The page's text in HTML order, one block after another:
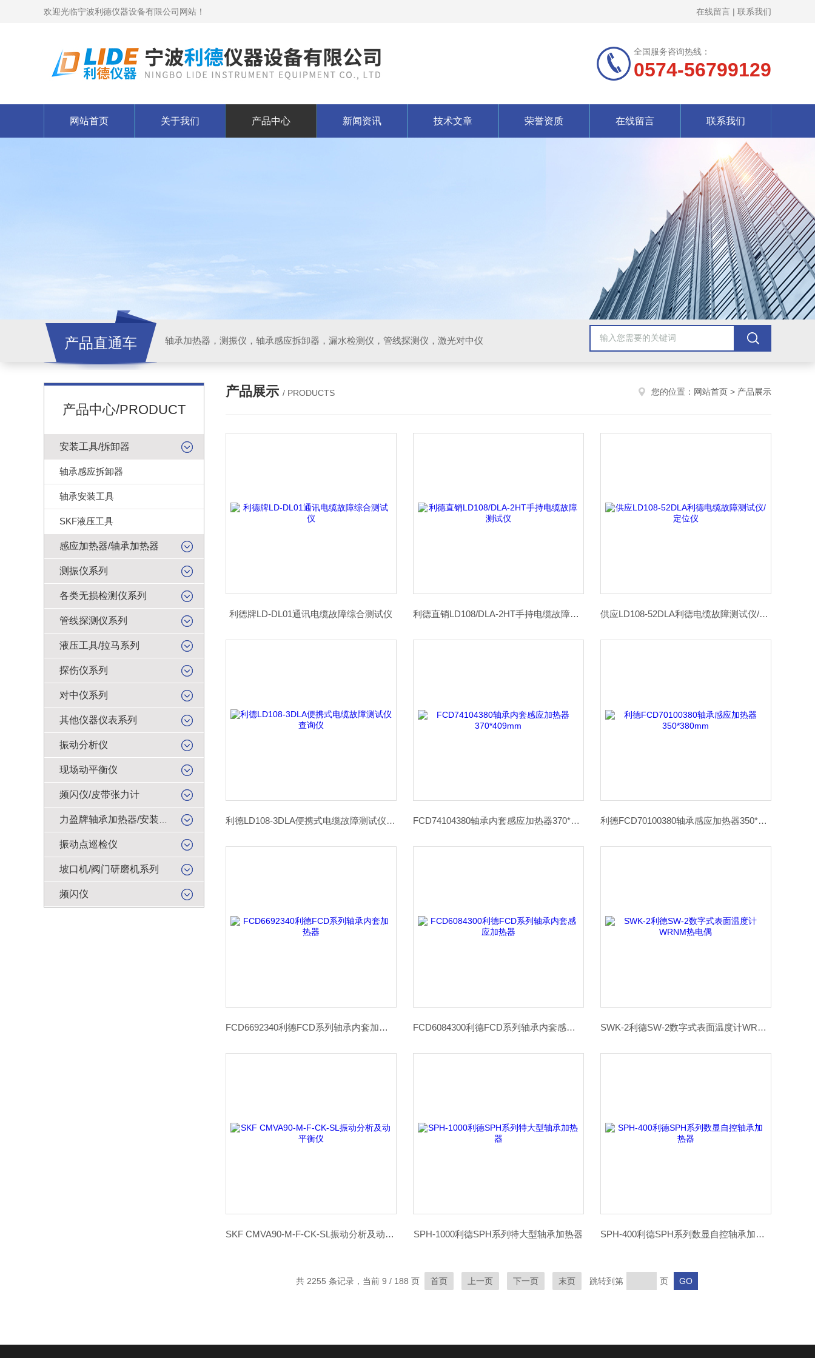
欢迎光临宁波利德仪器设备有限公司网站！ 在线留言 | 联系我们
全国服务咨询热线：
0574-56799129
网站首页 关于我们 产品中心 新闻资讯 技术文章 荣誉资质 在线留言 联系我们
产品直通车 轴承加热器，测振仪，轴承感应拆卸器，漏水检测仪，管线探测仪，激光对中仪
产品中心/PRODUCT
安装工具/拆卸器
轴承感应拆卸器
轴承安装工具
SKF液压工具
感应加热器/轴承加热器
测振仪系列
各类无损检测仪系列
管线探测仪系列
液压工具/拉马系列
探伤仪系列
对中仪系列
其他仪器仪表系列
振动分析仪
现场动平衡仪
频闪仪/皮带张力计
振动点巡检仪
坡口机/阀门研磨机系列
频闪仪
产品展示 / PRODUCTS 您的位置： 网站首页 > 产品展示
利德牌LD-DL01通讯电缆故障综合测试仪 利德直销LD108/DLA-2HT手持电缆故障测试仪 供应LD108-52DLA利德电缆故障测试仪/定位仪
利德LD108-3DLA便携式电缆故障测试仪查询仪 FCD74104380轴承内套感应加热器370*409mm 利德FCD70100380轴承感应加热器350*380mm
FCD6692340利德FCD系列轴承内套加热器 FCD6084300利德FCD系列轴承内套感应加热器 SWK-2利德SW-2数字式表面温度计WRNM热电偶
SKF CMVA90-M-F-CK-SL振动分析及动平衡仪 SPH-1000利德SPH系列特大型轴承加热器 SPH-400利德SPH系列数显自控轴承加热器
共 2255 条记录，当前 9 / 188 页 首页 上一页 下一页 末页 跳转到第 页